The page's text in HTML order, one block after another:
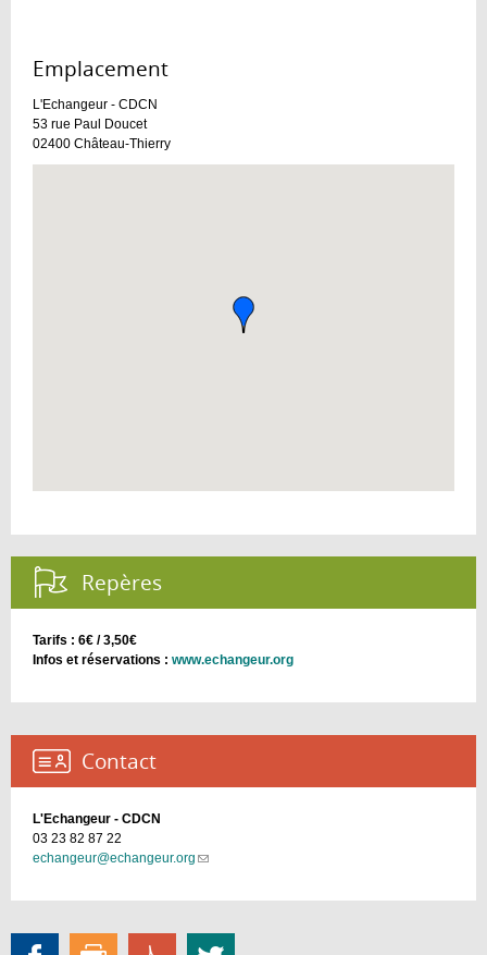
Emplacement :
L'Echangeur - CDCN
53 rue Paul Doucet
02400 Château-Thierry
Repères :
Tarifs : 6€ / 3,50€
Infos et réservations : www.echangeur.org
Contact :
L'Echangeur - CDCN
03 23 82 87 22
echangeur@echangeur.org (link